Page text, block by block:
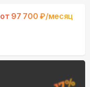
от 97 700 ₽/месяц